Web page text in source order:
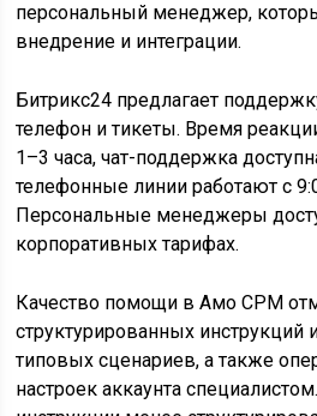
персональный менеджер,
внедрение и интеграции.
Битрикс24 предлагает
телефон и тикеты. Время
1–3 часа, чат-поддержка
телефонные линии работают с
Персональные менеджеры
корпоративных тарифах.
Качество помощи в Амо СРМ
структурированных инструкций
типовых сценариев, а также
настроек аккаунта